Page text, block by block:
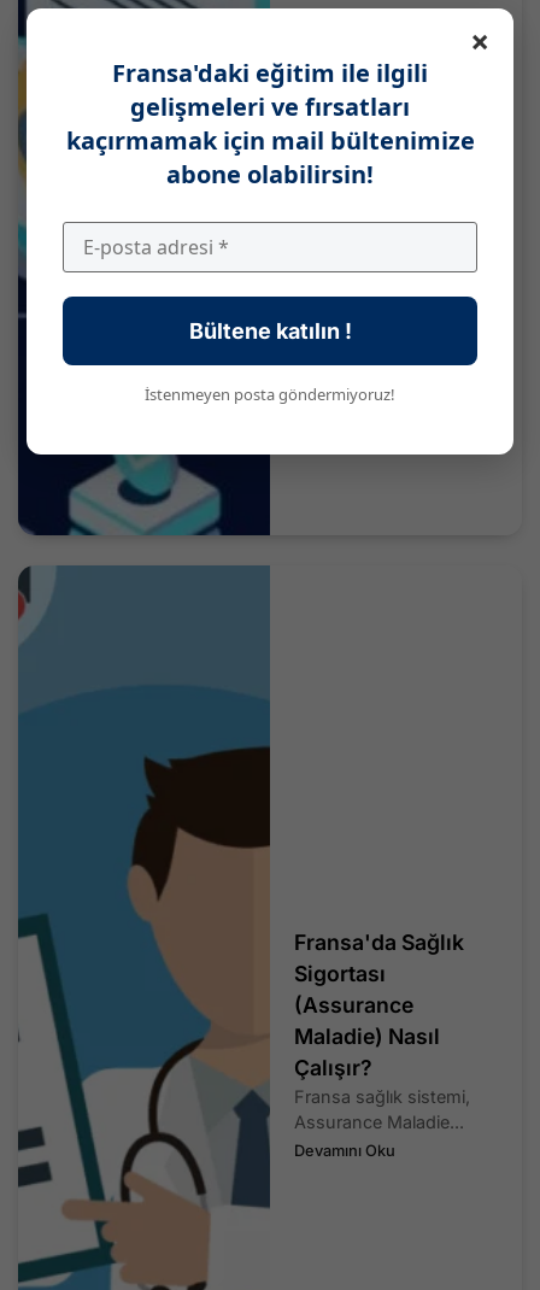
Öğrenci Konutu İçin
Hangi Elektrik
Sözleşmesi...
Fransa'da Sağlık
Sigortası
(Assurance
Maladie) Nasıl
Çalışır?
Fransa sağlık sistemi,
Assurance Maladie...
Devamını Oku
×
Fransa'daki eğitim ile ilgili
gelişmeleri ve fırsatları
kaçırmamak için mail bültenimize
abone olabilirsin!
Bültene katılın !
İstenmeyen posta göndermiyoruz!